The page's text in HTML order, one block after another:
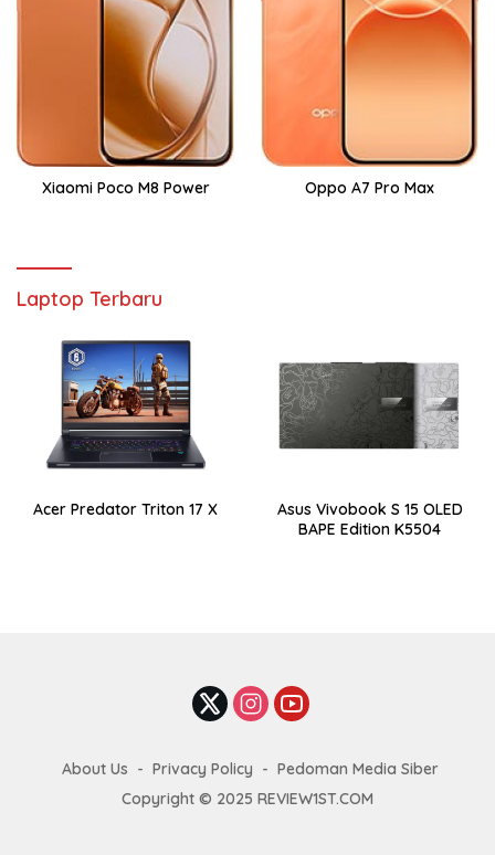
Xiaomi Poco M8 Power Oppo A7 Pro Max
Laptop Terbaru
Acer Predator Triton 17 X
Asus Vivobook S 15 OLED
BAPE Edition K5504
About Us Privacy Policy
Pedoman Media Siber
Copyright © 2025 REVIEW1ST.COM